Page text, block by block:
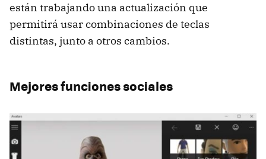
están trabajando una actualización que
permitirá usar combinaciones de teclas
distintas, junto a otros cambios.
Mejores funciones sociales